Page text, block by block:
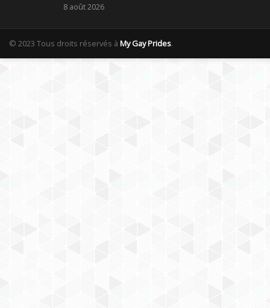
8 août 2026
© 2023 Tous droits réservés à My Gay Prides.